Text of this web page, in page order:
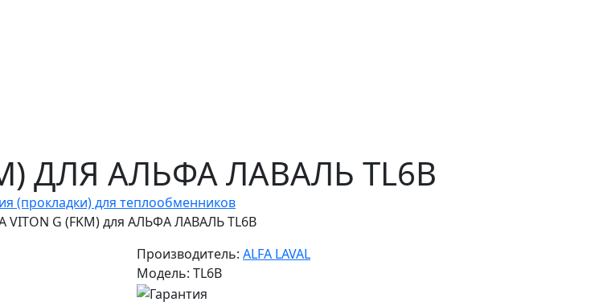
ДЛЯ АЛЬФА ЛАВАЛЬ TL6B
(прокладки) для теплообменников
G (FKM) для АЛЬФА ЛАВАЛЬ TL6B
Производитель: ALFA LAVAL
Модель: TL6B